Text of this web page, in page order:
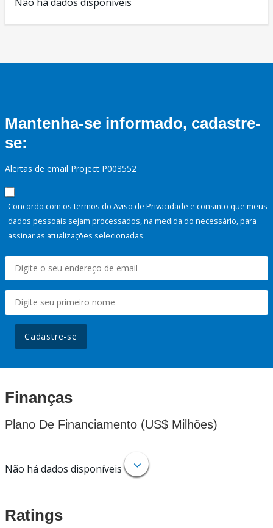
Mantenha-se informado, cadastre-
se:
Alertas de email Project P003552
Concordo com os termos do Aviso de Privacidade e consinto que meus
dados pessoais sejam processados, na medida do necessário, para
assinar as atualizações selecionadas.
Cadastre-se
Finanças
Plano De Financiamento (US$ Milhões)
Não há dados disponíveis
Ratings